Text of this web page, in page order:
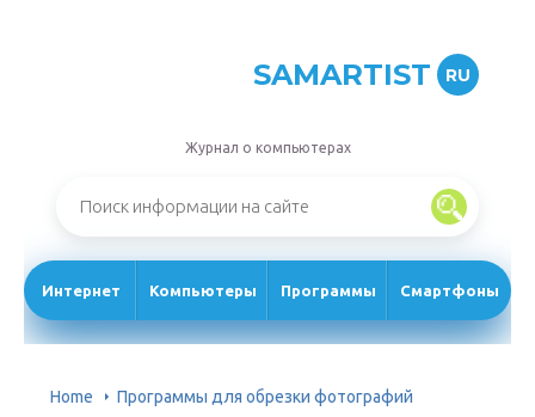
SAMARTIST RU
Журнал о компьютерах
Интернет Компьютеры Программы Смартфоны
Home Программы для обрезки фотографий